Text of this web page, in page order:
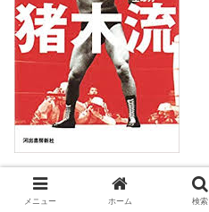
その理由について村松友視氏は
メニュー ホーム 検索